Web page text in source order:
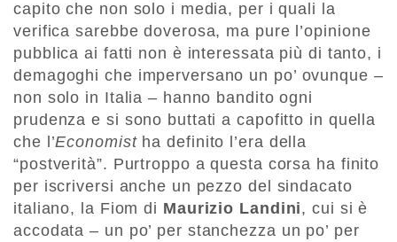
capito che non solo i media, per i quali la
verifica sarebbe doverosa, ma pure l’opinione
pubblica ai fatti non è interessata più di tanto, i
demagoghi che imperversano un po’ ovunque –
non solo in Italia – hanno bandito ogni
prudenza e si sono buttati a capofitto in quella
che l’Economistha definito l’era della
“postverità”. Purtroppo a questa corsa ha finito
per iscriversi anche un pezzo del sindacato
italiano, la Fiom di Maurizio Landini, cui si è
accodata – un po’ per stanchezza un po’ per